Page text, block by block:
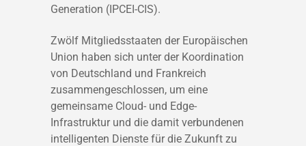
Generation (IPCEI-CIS).
Zwölf Mitgliedsstaaten der Europäischen
Union haben sich unter der Koordination
von Deutschland und Frankreich
zusammengeschlossen, um eine
gemeinsame Cloud- und Edge-
Infrastruktur und die damit verbundenen
intelligenten Dienste für die Zukunft zu